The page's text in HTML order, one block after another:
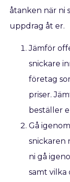
åtanken när ni
uppdrag åt er.
Jämför
snickare
företag
priser.
beställer
Gå
snickaren
ni gå
samt vilka